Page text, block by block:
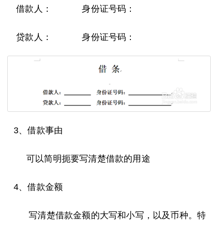
借款人： 身份证号码：
贷款人： 身份证号码：
3、借款事由
可以简明扼要写清楚借款的用途
4、借款金额
写清楚借款金额的大写和小写，以及币种。特